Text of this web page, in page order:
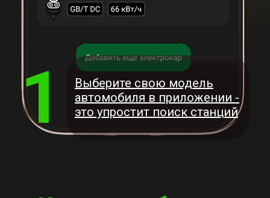
Выберите свою модель
автомобиля в приложении -
это упростит поиск станций
1